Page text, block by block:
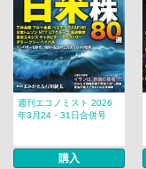
週刊エコノミスト 2026
年3月24・31日合併号
購入